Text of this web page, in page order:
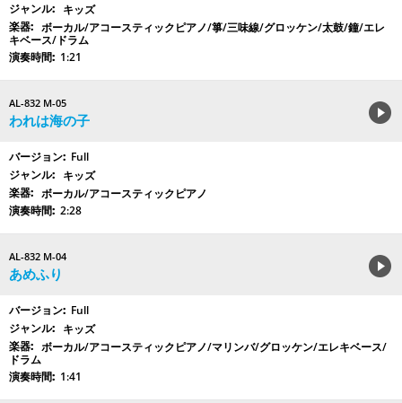
キッズ
ボーカル/アコースティックピアノ/箏/三味線/グロッケン/太鼓/鐘/エレ
キベース/ドラム
1:21
AL-832 M-05
われは海の子
Full
キッズ
ボーカル/アコースティックピアノ
2:28
AL-832 M-04
あめふり
Full
キッズ
ボーカル/アコースティックピアノ/マリンバ/グロッケン/エレキベース/
ドラム
1:41